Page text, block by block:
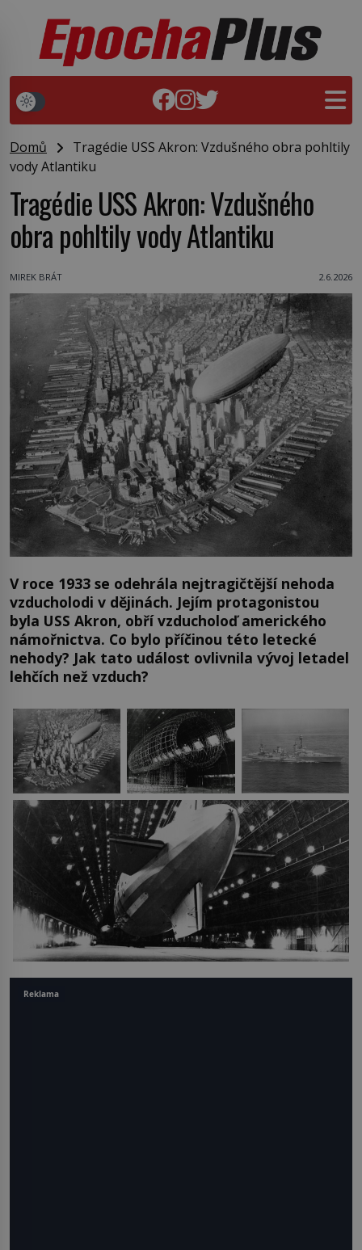
Domů
Tragédie USS Akron: Vzdušného obra pohltily
vody Atlantiku
Tragédie USS Akron: Vzdušného
obra pohltily vody Atlantiku
MIREK BRÁT 2.6.2026
V roce 1933 se odehrála nejtragičtější nehoda
vzducholodi v dějinách. Jejím protagonistou
byla USS Akron, obří vzducholoď amerického
námořnictva. Co bylo příčinou této letecké
nehody? Jak tato událost ovlivnila vývoj letadel
lehčích než vzduch?
Reklama